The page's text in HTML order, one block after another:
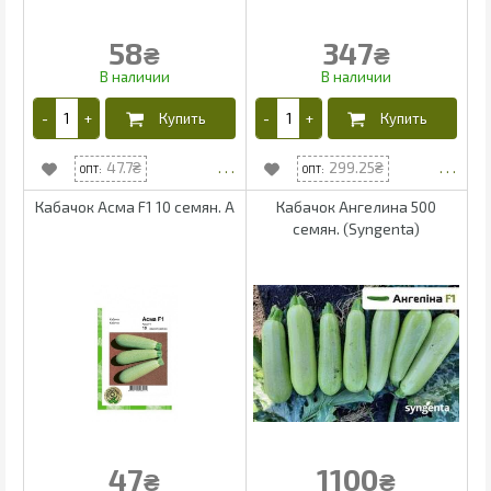
58₴
47.7
347₴
299.25
Кабачок Асма F1 10 cемян. А
47₴
Кабачок Ангелина 500
семян. (Syngenta)
1100₴